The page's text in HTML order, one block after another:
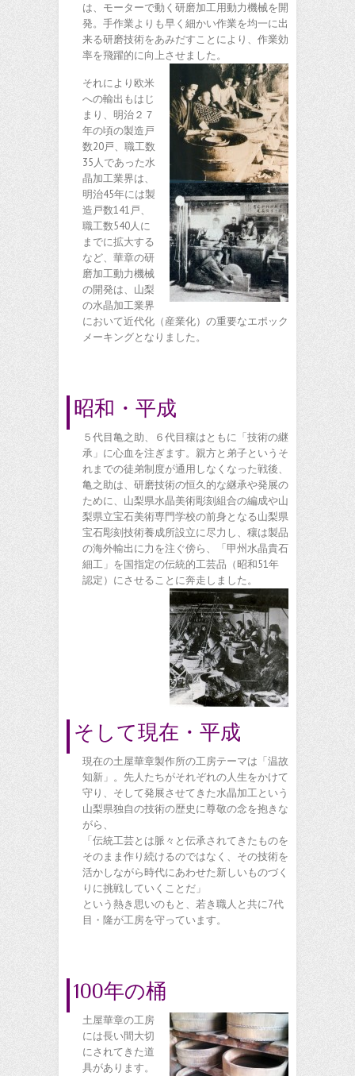
は、モーターで動く研磨加工用動力機械を開
発。手作業よりも早く細かい作業を均一に出
来る研磨技術をあみだすことにより、作業効
率を飛躍的に向上させました。
それにより欧米
への輸出もはじ
まり、明治２７
年の頃の製造戸
数20戸、職工数
35人であった水
晶加工業界は、
明治45年には製
造戸数141戸、
職工数540人に
までに拡大する
など、華章の研
磨加工動力機械
の開発は、山梨
の水晶加工業界
において近代化（産業化）の重要なエポック
メーキングとなりました。
昭和・平成
５代目亀之助、６代目穰はともに「技術の継
承」に心血を注ぎます。親方と弟子というそ
れまでの徒弟制度が通用しなくなった戦後、
亀之助は、研磨技術の恒久的な継承や発展の
ために、山梨県水晶美術彫刻組合の編成や山
梨県立宝石美術専門学校の前身となる山梨県
宝石彫刻技術養成所設立に尽力し、穰は製品
の海外輸出に力を注ぐ傍ら、「甲州水晶貴石
細工」を国指定の伝統的工芸品（昭和51年
認定）にさせることに奔走しました。
そして現在・平成
現在の土屋華章製作所の工房テーマは「温故
知新」。先人たちがそれぞれの人生をかけて
守り、そして発展させてきた水晶加工という
山梨県独自の技術の歴史に尊敬の念を抱きな
がら、
「伝統工芸とは脈々と伝承されてきたものを
そのまま作り続けるのではなく、その技術を
活かしながら時代にあわせた新しいものづく
りに挑戦していくことだ」
という熱き思いのもと、若き職人と共に7代
目・隆が工房を守っています。
100年の桶
土屋華章の工房
には長い間大切
にされてきた道
具があります。